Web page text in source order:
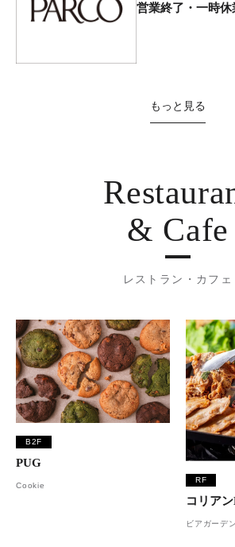
営業終了・一時
もっと見る
& Cafe
レストラン・カフェ
B2F
PUG
Cookie
RF
コリア
ビアガーデン